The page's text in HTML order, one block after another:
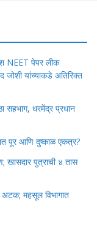
यश NEET पेपर लीक
जोशी यांच्याकडे अतिरिक्त
सहभाग, धरमेंद्र प्रधान
पूर आणि दुष्काळ एकत्र?
पुत्राची ४ तास
महसूल विभागात